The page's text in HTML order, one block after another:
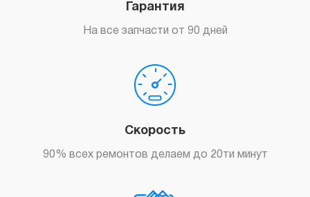
Гарантия
На все запчасти от 90 дней
Скорость
90% всех ремонтов делаем до 20ти минут